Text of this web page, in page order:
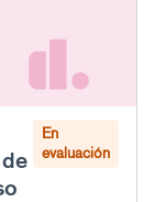
En
evaluación